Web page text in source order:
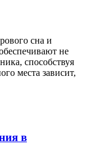
сна и
не
способствуя
места зависит,
в